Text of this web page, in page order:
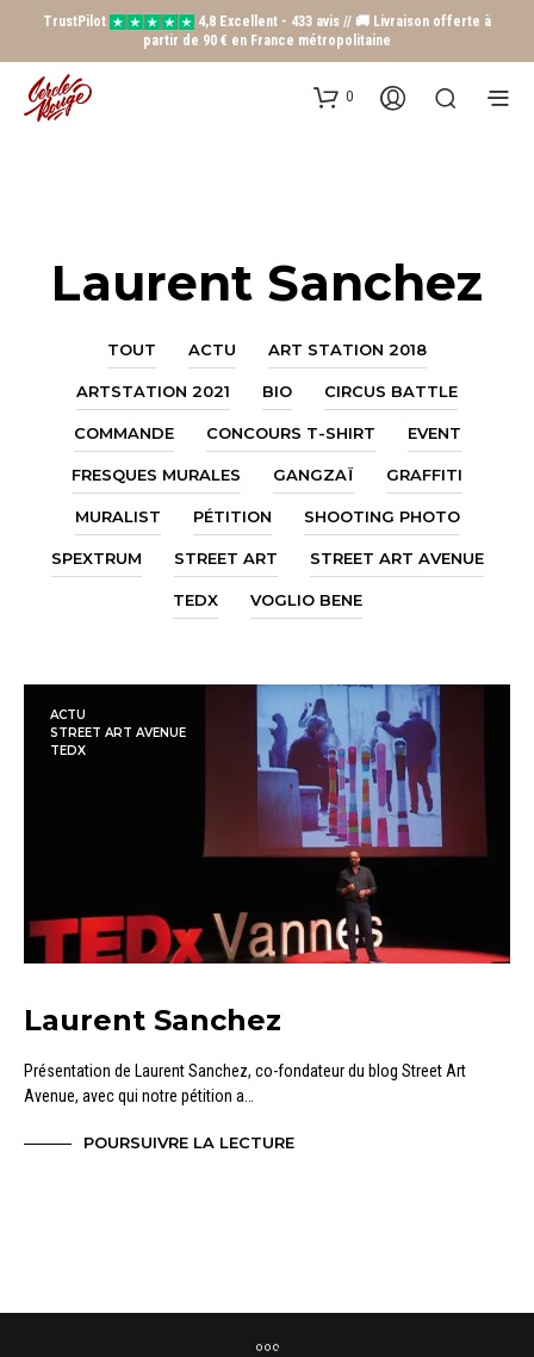
TrustPilot
4,8 Excellent - 433 avis // 🚚 Livraison offerte à
partir de 90 € en France métropolitaine
0
Laurent Sanchez
TOUT ACTU ART STATION 2018
ARTSTATION 2021 BIO CIRCUS BATTLE
COMMANDE CONCOURS T-SHIRT EVENT
FRESQUES MURALES GANGZAÏ GRAFFITI
MURALIST PÉTITION SHOOTING PHOTO
SPEXTRUM STREET ART STREET ART AVENUE
TEDX VOGLIO BENE
ACTU
STREET ART AVENUE
TEDX
Laurent Sanchez
Présentation de Laurent Sanchez, co-fondateur du blog Street Art
Avenue, avec qui notre pétition a…
POURSUIVRE LA LECTURE